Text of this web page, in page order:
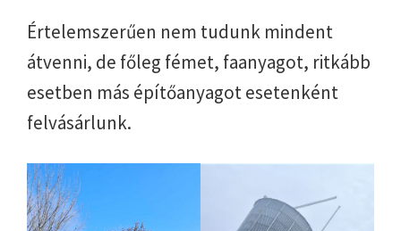
Értelemszerűen nem tudunk mindent
átvenni, de főleg fémet, faanyagot, ritkább
esetben más építőanyagot esetenként
felvásárlunk.